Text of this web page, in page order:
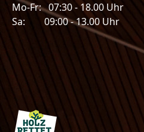
Mo-Fr: 07:30 - 18.00 Uhr
Sa: 09:00 - 13.00 Uhr